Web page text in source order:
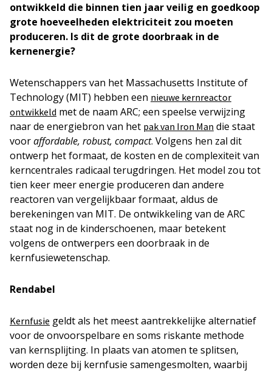
ontwikkeld die binnen tien jaar veilig en goedkoop
grote hoeveelheden elektriciteit zou moeten
produceren. Is dit de grote doorbraak in de
kernenergie?
Wetenschappers van het Massachusetts Institute of
Technology (MIT) hebben een nieuwe kernreactor
ontwikkeld met de naam ARC; een speelse verwijzing
naar de energiebron van het pak van Iron Man die staat
vooraffordable, robust, compact. Volgens hen zal dit
ontwerp het formaat, de kosten en de complexiteit van
kerncentrales radicaal terugdringen. Het model zou tot
tien keer meer energie produceren dan andere
reactoren van vergelijkbaar formaat, aldus de
berekeningen van MIT. De ontwikkeling van de ARC
staat nog in de kinderschoenen, maar betekent
volgens de ontwerpers een doorbraak in de
kernfusiewetenschap.
Rendabel
Kernfusie geldt als het meest aantrekkelijke alternatief
voor de onvoorspelbare en soms riskante methode
van kernsplijting. In plaats van atomen te splitsen,
worden deze bij kernfusie samengesmolten, waarbij